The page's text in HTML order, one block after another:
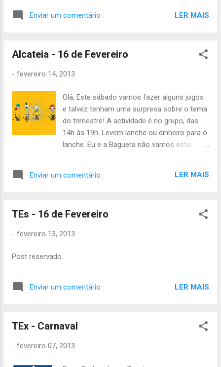
esqueça de as levar, bem como as inscrições
Enviar um comentário LER MAIS
Alcateia - 16 de Fevereiro
- fevereiro 14, 2013
Olá, Este sábado vamos fazer alguns jogos
e talvez tenham uma surpresa sobre o tema
do trimestre! A actividade é no grupo, das
14h às 19h. Levem lanche ou dinheiro para o
lanche. Eu e a Baguera não vamos estar
nossa Chefia! Vão estar com o Pai Lobo,
Enviar um comentário LER MAIS
TEs - 16 de Fevereiro
- fevereiro 13, 2013
Post reservado.
Enviar um comentário LER MAIS
TEx - Carnaval
- fevereiro 07, 2013